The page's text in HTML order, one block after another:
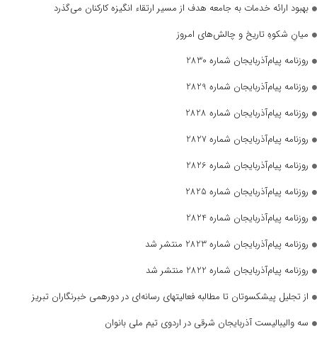
بهبود ارائه خدمات به جامعه هدف از مسیر ارتقاء انگیزه کارکنان می‌گذرد
میانِ شکوهِ تاریخ و چالش‌های امروز
روزنامه پیام‌آذربایجان شماره 2830
روزنامه پیام‌آذربایجان شماره 2829
روزنامه پیام‌آذربایجان شماره 2828
روزنامه پیام‌آذربایجان شماره 2827
روزنامه پیام‌آذربایجان شماره 2826
روزنامه پیام‌آذربایجان شماره 2825
روزنامه پیام‌آذربایجان شماره 2824
روزنامه پیام‌آذربایجان شماره 2823 منتشر شد
روزنامه پیام‌آذربایجان شماره 2822 منتشر شد
از تجلیل پیشکسوتان تا مطالبه فعالیتهای رسانه‌ای در دورهمی خبرنگاران تبریز
سه والیبالیست آذربایجان‌ شرقی در اردوی تیم ملی بانوان